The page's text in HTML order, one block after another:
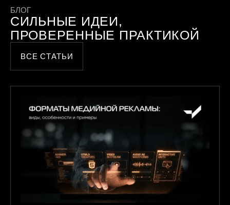
БЛОГ
СИЛЬНЫЕ ИДЕИ,
ПРОВЕРЕННЫЕ ПРАКТИКОЙ
ВСЕ СТАТЬИ